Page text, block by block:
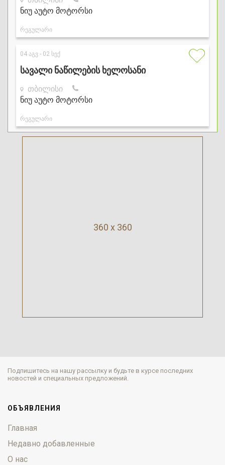
360 x 360
Подпишитесь на нашу рассылку и будьте в курсе последних
новостей и специальных предложений.
ОБЪЯВЛЕНИЯ
Главная
Недавно добавленные
О нас